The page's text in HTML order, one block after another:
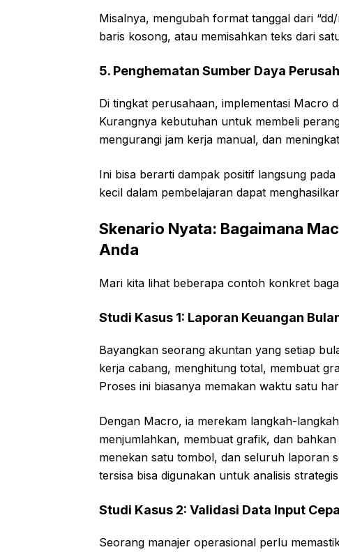
Misalnya, mengubah format tanggal dari
baris kosong, atau memisahkan teks dari
5. Penghematan Sumber Daya
Di tingkat perusahaan, implementasi Macro
Kurangnya kebutuhan untuk membeli
mengurangi jam kerja manual, dan
Ini bisa berarti dampak positif langsung
kecil dalam pembelajaran dapat
Skenario Nyata: Bagaimana
Anda
Mari kita lihat beberapa contoh konkret
Studi Kasus 1: Laporan Keuangan
Bayangkan seorang akuntan yang setiap
kerja cabang, menghitung total, membuat
Proses ini biasanya memakan waktu satu
Dengan Macro, ia merekam langkah-
menjumlahkan, membuat grafik, dan
menekan satu tombol, dan seluruh laporan
tersisa bisa digunakan untuk analisis
Studi Kasus 2: Validasi Data Input
Seorang manajer operasional perlu